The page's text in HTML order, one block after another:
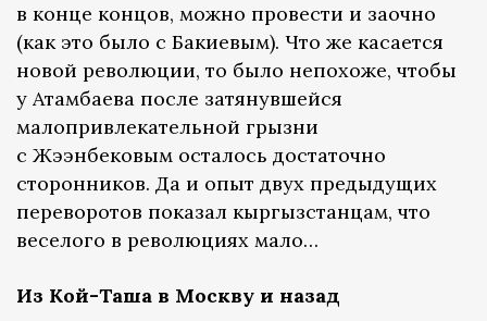
в конце концов, можно провести и заочно
(как это было с Бакиевым). Что же касается
новой революции, то было непохоже, чтобы
у Атамбаева после затянувшейся
малопривлекательной грызни
с Жээнбековым осталось достаточно
сторонников. Да и опыт двух предыдущих
переворотов показал кыргызстанцам, что
веселого в революциях мало…
Из Кой-Таша в Москву и назад